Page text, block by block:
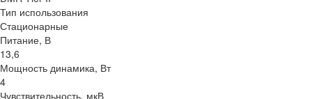
Тип использования
Стационарные
Питание, В
13,6
Мощность динамика, Вт
4
Чувствительность, мкВ